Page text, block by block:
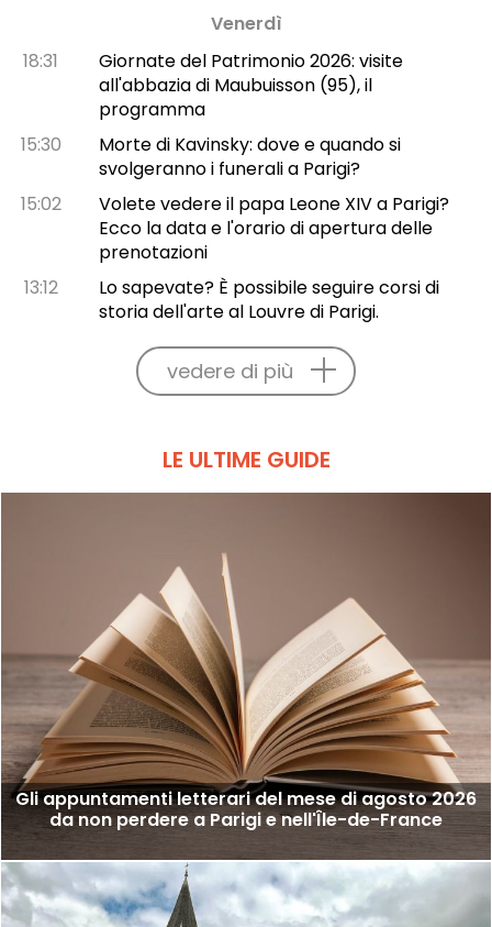
Venerdì
18:31
Giornate del Patrimonio 2026: visite
all'abbazia di Maubuisson (95), il
programma
15:30
Morte di Kavinsky: dove e quando si
svolgeranno i funerali a Parigi?
15:02
Volete vedere il papa Leone XIV a Parigi?
Ecco la data e l'orario di apertura delle
prenotazioni
13:12
Lo sapevate? È possibile seguire corsi di
storia dell'arte al Louvre di Parigi.
vedere di più
LE ULTIME GUIDE
Gli appuntamenti letterari del mese di agosto 2026
da non perdere a Parigi e nell'Île-de-France